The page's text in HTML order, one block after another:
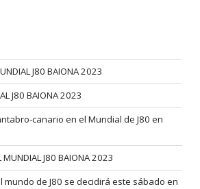
J80 BAIONA 2023
J80 BAIONA 2023
canario en el Mundial de J80 en
MUNDIAL J80 BAIONA 2023
mundo de J80 se decidirá este sábado en